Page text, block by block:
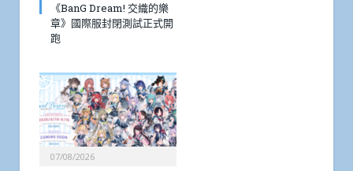
《BanG Dream! 交織的樂
章》國際服封閉測試正式開
跑
07/08/2026